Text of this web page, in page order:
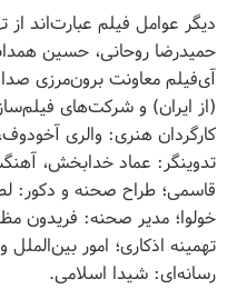
دیگر عوامل فیلم عبارت‌اند از
حمیدرضا روحانی، حسین
آی‌فیلم معاونت برون‌مرزی
(از ایران) و شرکت‌های
کارگردان هنری: والری
تدوینگر: عماد خدابخش،
قاسمی؛ طراح صحنه و دکور:
خولوا؛ مدیر صحنه: فریدون
تهمینه اذکاری؛ امور بین‌الملل
رسانه‌ای: شیدا اسلامی.